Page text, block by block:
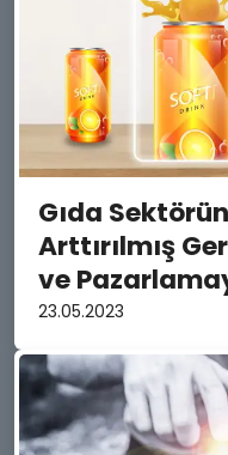
Gıda
Arttırılmış
ve
23.05.2023